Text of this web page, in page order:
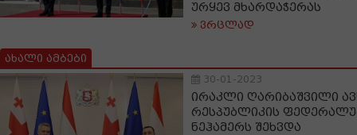
ურყევ მხარდაჭერას
ვრცლად
ახალი ამბები
30-01-2023
ირაკლი ღარიბაშვილი
რესპუბლიკის
ნეჰამერს შეხვდა